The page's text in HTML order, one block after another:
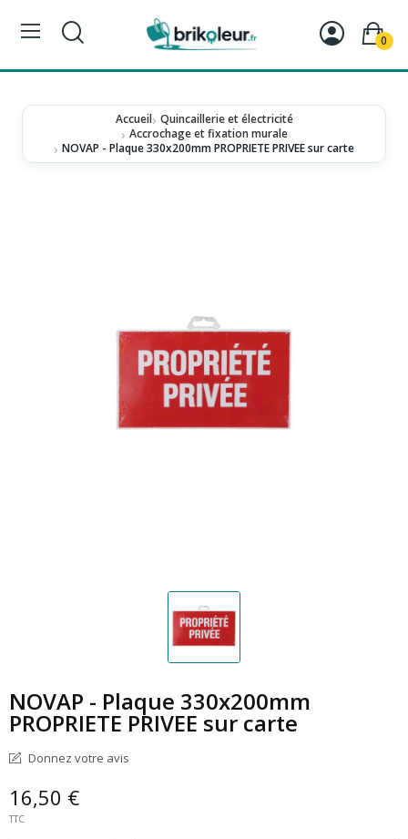
0
Accueil Quincaillerie et électricité
Accrochage et fixation murale
NOVAP - Plaque 330x200mm PROPRIETE PRIVEE sur carte
NOVAP - Plaque 330x200mm
PROPRIETE PRIVEE sur carte
Donnez votre avis
16,50 €
TTC